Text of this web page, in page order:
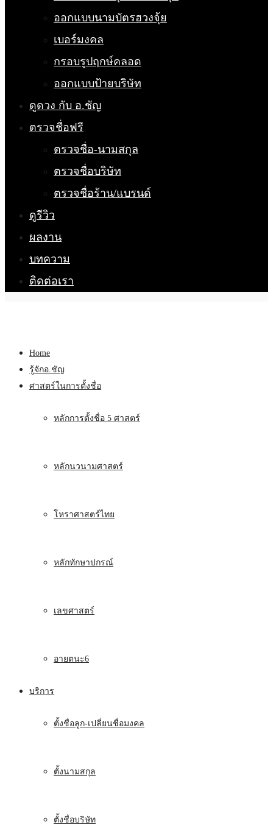
ออกแบบนามบัตรฮวงจุ้ย
เบอร์มงคล
กรอบรูปฤกษ์คลอด
ออกแบบป้ายบริษัท
ดูดวง กับ อ.ชัญ
ตรวจชื่อฟรี
ตรวจชื่อ-นามสกุล
ตรวจชื่อบริษัท
ตรวจชื่อร้าน/แบรนด์
ดูรีวิว
ผลงาน
บทความ
ติดต่อเรา
Home
รู้จักอ.ชัญ
ศาสตร์ในการตั้งชื่อ
หลักการตั้งชื่อ 5 ศาสตร์
หลักนวนามศาสตร์
โหราศาสตร์ไทย
หลักทักษาปกรณ์
เลขศาสตร์
อายตนะ6
บริการ
ตั้งชื่อลูก-เปลี่ยนชื่อมงคล
ตั้งนามสกุล
ตั้งชื่อบริษัท